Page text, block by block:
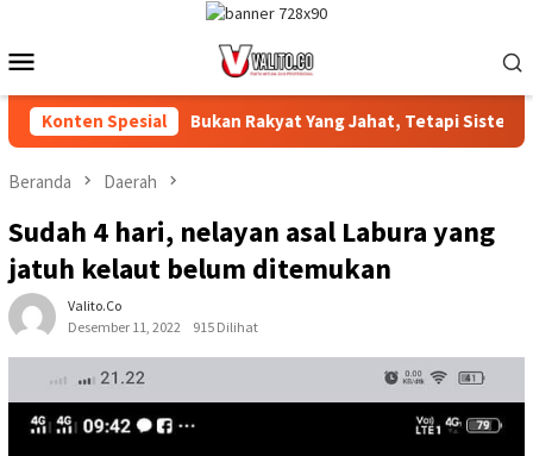
konten
Mobile
Konten Spesial
Bukan Rakyat Yang Jahat, Tetapi Sistem yang
Beranda Daerah
Sudah 4 hari, nelayan asal Labura yang
jatuh kelaut belum ditemukan
Valito.co
Desember 11, 2022
915 Dilihat